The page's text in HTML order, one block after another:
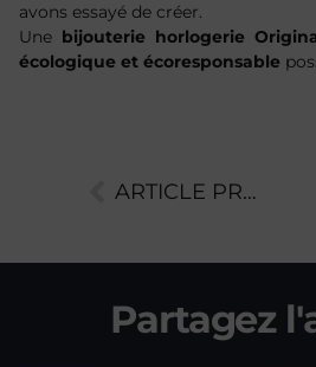
avons essayé de créer.
Une bijouterie horlogerie
écologique et écoresponsable
ARTICLE PRÉCÉDENT
Partagez